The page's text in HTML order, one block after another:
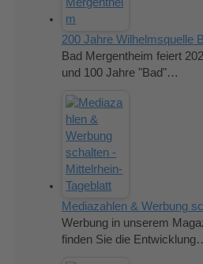
200 Jahre Wilhelmsquelle
Bad Mergentheim feiert
und 100 Jahre "Bad"…
Mediazahlen & Werbung
Werbung in unserem
finden Sie die